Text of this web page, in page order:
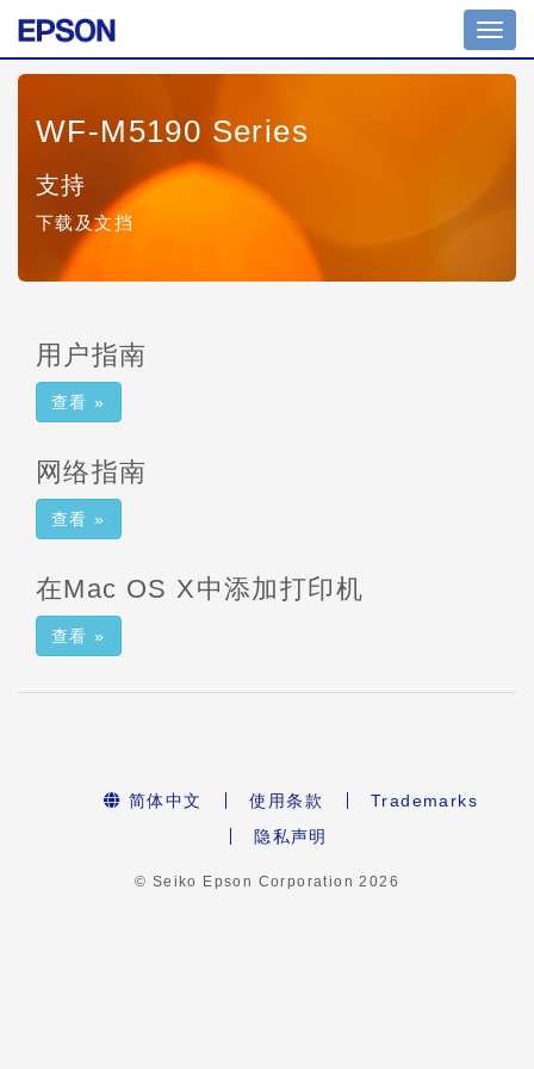
WF-M5190 Series
支持
下载及文挡
用户指南
查看 »
网络指南
查看 »
在Mac OS X中添加打印机
查看 »
简体中文 使用条款
Trademarks
隐私声明
© Seiko Epson Corporation2026